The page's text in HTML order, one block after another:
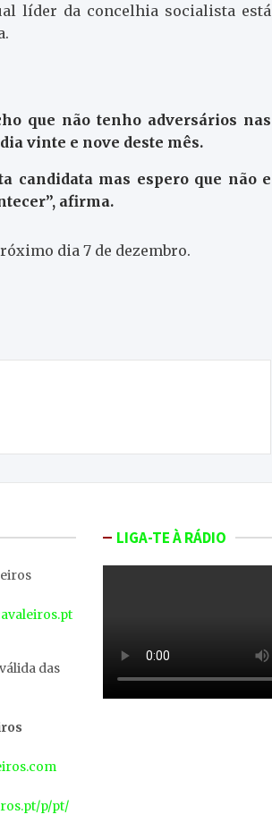
líder da concelhia socialista está
que não tenho adversários nas
vinte e nove deste mês.
candidata mas espero que não e
afirma.
dia 7 de dezembro.
das
p/pt/
LIGA-TE À RÁDIO